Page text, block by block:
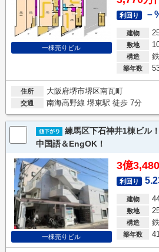
一棟売りビル
利回り －
建物
敷地
構造
築年数
住所 大阪府堺市堺区南瓦町
交通 南海高野線 堺東駅 徒歩 7分
練馬区下石神井1棟ビル
中国語＆EngOK！
一棟売りビル
3億
利回り
建物
敷地
構造
築年数